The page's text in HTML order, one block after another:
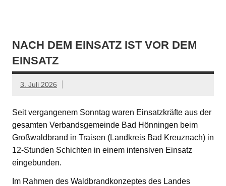
NACH DEM EINSATZ IST VOR DEM
EINSATZ
3. Juli 2026
Seit vergangenem Sonntag waren Einsatzkräfte aus der
gesamten Verbandsgemeinde Bad Hönningen beim
Großwaldbrand in Traisen (Landkreis Bad Kreuznach) in
12-Stunden Schichten in einem intensiven Einsatz
eingebunden.
Im Rahmen des Waldbrandkonzeptes des Landes